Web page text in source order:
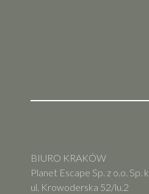
BIURO KRAKÓW
Planet Escape Sp. z o.o. Sp. k
ul. Krowoderska 52/lu.2